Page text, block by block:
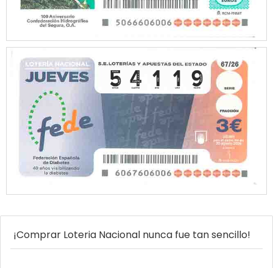
¡Comprar Loteria Nacional nunca fue tan sencillo!